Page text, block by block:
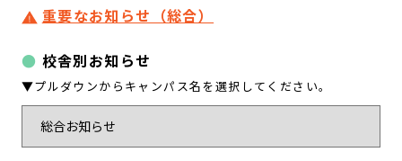
重要なお知らせ（総合）
校舎別お知らせ
▼プルダウンからキャンパス名を選択してください。